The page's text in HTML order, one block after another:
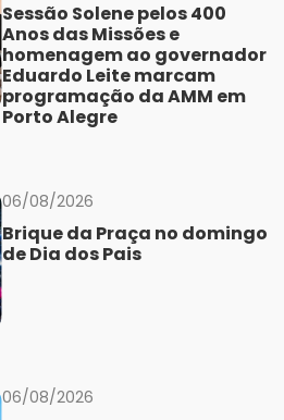
Sessão Solene pelos 400
Anos das Missões e
homenagem ao governador
Eduardo Leite marcam
programação da AMM em
Porto Alegre
06/08/2026
Brique da Praça no domingo
de Dia dos Pais
06/08/2026